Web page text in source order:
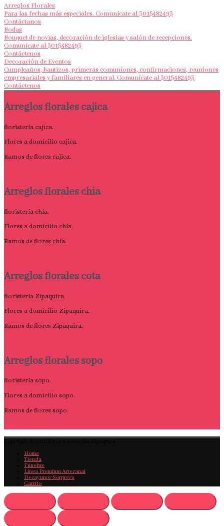
Arreglos Florales
Para las fechas más especiales. Comunícate al 3015482493
Contáctanos
Bodas
Bouquet de novias, decoración de iglesias y salón de recepciones.
Comunícate al 3015482493
Contáctenos
Decoración de Eventos
Cumpleaños, bautizos, primeras comuniones, confirmaciones, reuniones
empresariales y familiares en general. Comunícate al 3015482493
Contáctenos
Arreglos florales cajica
floristería cajica.
Flores a domicilio cajica.
Ramos de flores cajica.
Arreglos florales chia
floristería chía.
Flores a domicilio chía.
Ramos de flores chia.
Arreglos florales cota
floristería Zipaquira.
Flores a domicilio Zipaquira.
Ramos de flores Zipaquira.
Arreglos florales sopo
floristería sopo.
Flores a domicilio sopo.
Ramos de flores sopo.
Home
Tienda
Fúnebre
Linea Premium Artesanal
Desayunos Sorpresa
Carrito